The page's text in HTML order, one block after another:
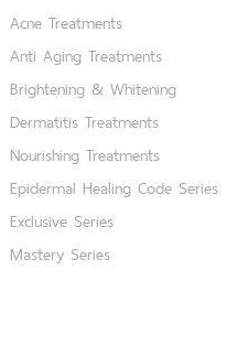
Acne Treatments
Anti Aging Treatments
Brightening & Whitening
Dermatitis Treatments
Nourishing Treatments
Epidermal Healing Code Series
Exclusive Series
Mastery Series